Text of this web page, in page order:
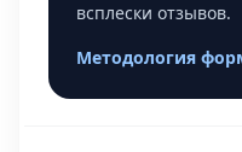
всплески отзывов.
Методология